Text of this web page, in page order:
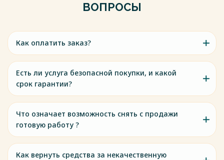
ВОПРОСЫ
Как оплатить заказ?
Есть ли услуга безопасной покупки, и какой
срок гарантии?
Что означает возможность снять с продажи
готовую работу ?
Как вернуть средства за некачественную